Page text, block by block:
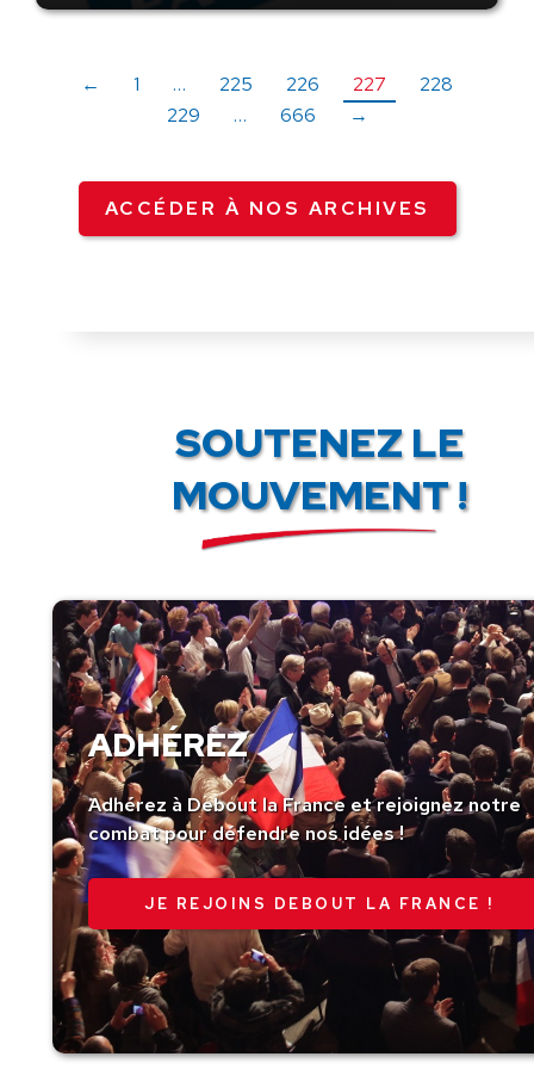
← 1 … 225 226 227
228
229
… 666 →
ACCÉDER À NOS ARCHIVES
SOUTENEZ LE
MOUVEMENT !
ADHÉREZ
Adhérez à Debout la France et rejoignez notre
combat pour défendre nos idées !
JE REJOINS DEBOUT LA FRANCE !